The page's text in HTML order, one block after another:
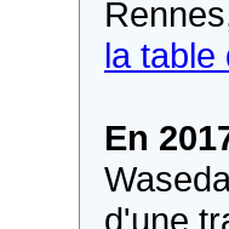
la table
En
d'une